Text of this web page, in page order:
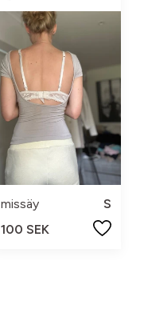
missäy
S
100 SEK